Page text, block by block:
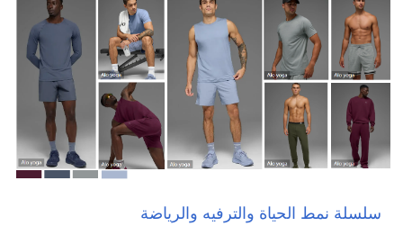
سلسلة نمط الحياة والترفيه والرياضة